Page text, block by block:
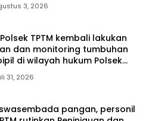
3, 2026
TPTM kembali lakukan
dan monitoring tumbuhan
di wilayah hukum Polsek
31, 2026